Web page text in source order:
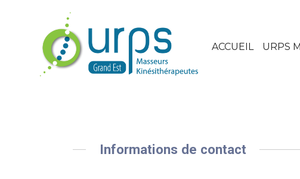
ACCUEIL URPS
Informations de contact